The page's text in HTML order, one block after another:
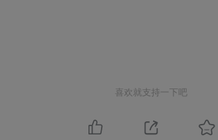
喜欢就支持一下吧